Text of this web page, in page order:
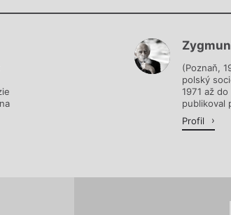
Chviličku.
(Poznaň,
polský
1971 až
publikoval
Profil